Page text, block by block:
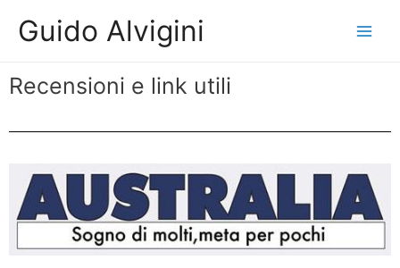
Guido Alvigini
Recensioni e link utili